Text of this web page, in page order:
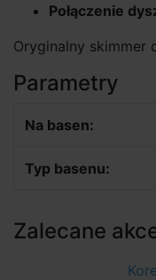
Połączenie
Oryginalny skimmer
Parametry
Na basen:
Typ basenu:
Zalecane